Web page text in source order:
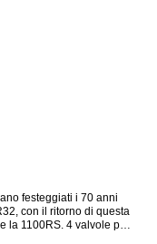
festeggiati i 70 anni
con il ritorno di questa
la 1100RS. 4 valvole per